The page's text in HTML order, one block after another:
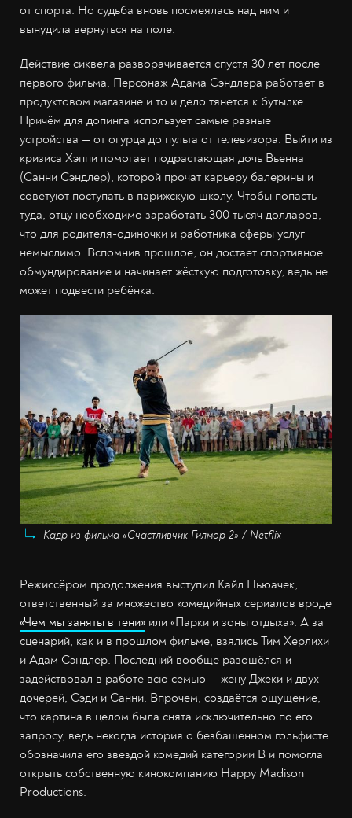
от спорта. Но судьба вновь посмеялась над ним и
вынудила вернуться на поле.
Действие сиквела разворачивается спустя 30 лет после
первого фильма. Персонаж Адама Сэндлера работает в
продуктовом магазине и то и дело тянется к бутылке.
Причём для допинга использует самые разные
устройства — от огурца до пульта от телевизора. Выйти из
кризиса Хэппи помогает подрастающая дочь Вьенна
(Санни Сэндлер), которой прочат карьеру балерины и
советуют поступать в парижскую школу. Чтобы попасть
туда, отцу необходимо заработать 300 тысяч долларов,
что для родителя-одиночки и работника сферы услуг
немыслимо. Вспомнив прошлое, он достаёт спортивное
обмундирование и начинает жёсткую подготовку, ведь не
может подвести ребёнка.
Кадр из фильма «Счастливчик Гилмор 2» / Netflix
Режиссёром продолжения выступил Кайл Ньюачек,
ответственный за множество комедийных сериалов вроде
«Чем мы заняты в тени» или «Парки и зоны отдыха». А за
сценарий, как и в прошлом фильме, взялись Тим Херлихи
и Адам Сэндлер. Последний вообще разошёлся и
задействовал в работе всю семью — жену Джеки и двух
дочерей, Сэди и Санни. Впрочем, создаётся ощущение,
что картина в целом была снята исключительно по его
запросу, ведь некогда история о безбашенном гольфисте
обозначила его звездой комедий категории B и помогла
открыть собственную кинокомпанию Happy Madison
Productions.